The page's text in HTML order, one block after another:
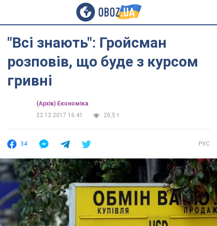
"Всі знають": Гройсман
розповів, що буде з курсом
гривні
(Архів) Економіка
22.12.2017 16:41
20,5 т.
34 РУС